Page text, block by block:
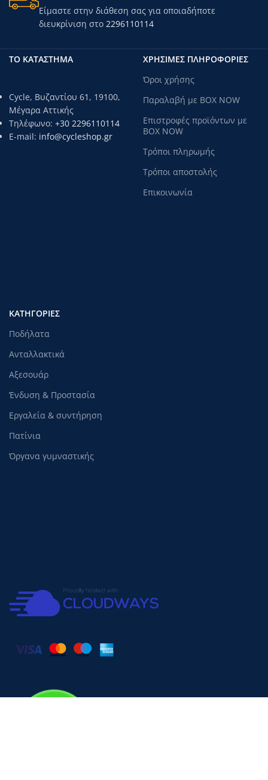
Είμαστε στην διάθεση σας για οποιαδήποτε
διευκρίνιση στο 2296110114
ΤΟ ΚΑΤΑΣΤΗΜΑ
Cycle, Βυζαντίου 61, 19100,
Μέγαρα Αττικής
Τηλέφωνο: +30 2296110114
E-mail: info@cycleshop.gr
ΧΡΗΣΙΜΕΣ ΠΛΗΡΟΦΟΡΙΕΣ
Όροι χρήσης
Παραλαβή με BOX NOW
Επιστροφές προϊόντων με
BOX NOW
Τρόποι πληρωμής
Τρόποι αποστολής
Επικοινωνία
ΚΑΤΗΓΟΡΊΕΣ
Ποδήλατα
Ανταλλακτικά
Αξεσουάρ
Ένδυση & Προστασία
Εργαλεία & συντήρηση
Πατίνια
Όργανα γυμναστικής